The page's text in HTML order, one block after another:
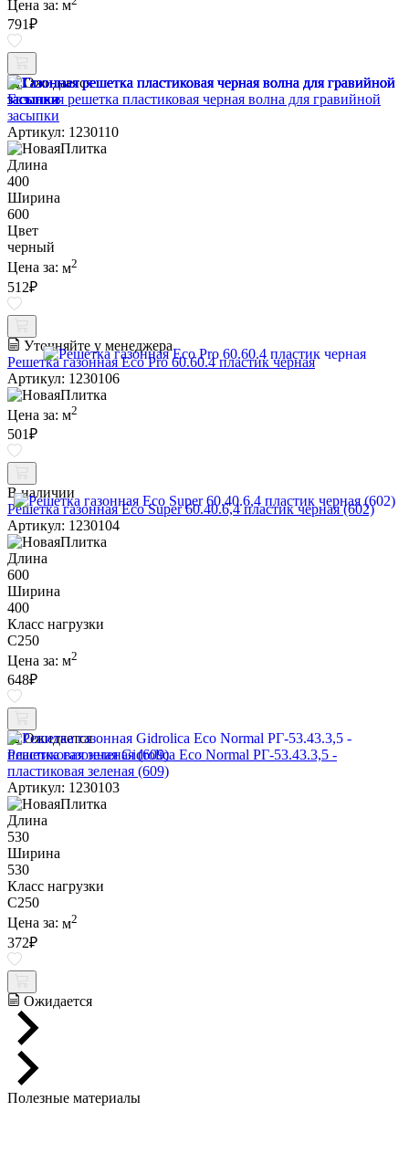
Цена за: м
791₽
Ожидается
Газонная решетка пластиковая черная волна для гравийной
засыпки
Артикул: 1230110
Длина
400
Ширина
600
Цвет
черный
Цена за: м2
512₽
Уточняйте у менеджера
Решетка газонная Eco Pro 60.60.4 пластик черная
Артикул: 1230106
Цена за: м2
501₽
В наличии
Решетка газонная Eco Super 60.40.6,4 пластик черная (602)
Артикул: 1230104
Длина
600
Ширина
400
Класс нагрузки
C250
Цена за: м2
648₽
Ожидается
Решетка газонная Gidrolica Eco Normal РГ-53.43.3,5 -
пластиковая зеленая (609)
Артикул: 1230103
Длина
530
Ширина
530
Класс нагрузки
C250
Цена за: м2
372₽
Ожидается
Полезные материалы